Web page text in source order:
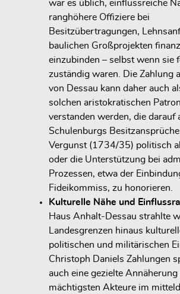
war es üblich, einflussreiche
ranghöhere Offiziere bei
Besitzübertragungen,
baulichen Großprojekten
einzubinden – selbst wenn sie
zuständig waren. Die Zahlung
von Dessau kann daher auch
solchen aristokratischen
verstanden werden, die darauf
Schulenburgs
Vergunst (1734/35) politisch
oder die Unterstützung bei
Prozessen, etwa der
Fideikommiss, zu honorieren.
Kulturelle Nähe und
Haus Anhalt-Dessau strahlte
Landesgrenzen hinaus
politischen und militärischen
Christoph Daniels Zahlungen
auch eine gezielte Annäherung
mächtigsten Akteure im